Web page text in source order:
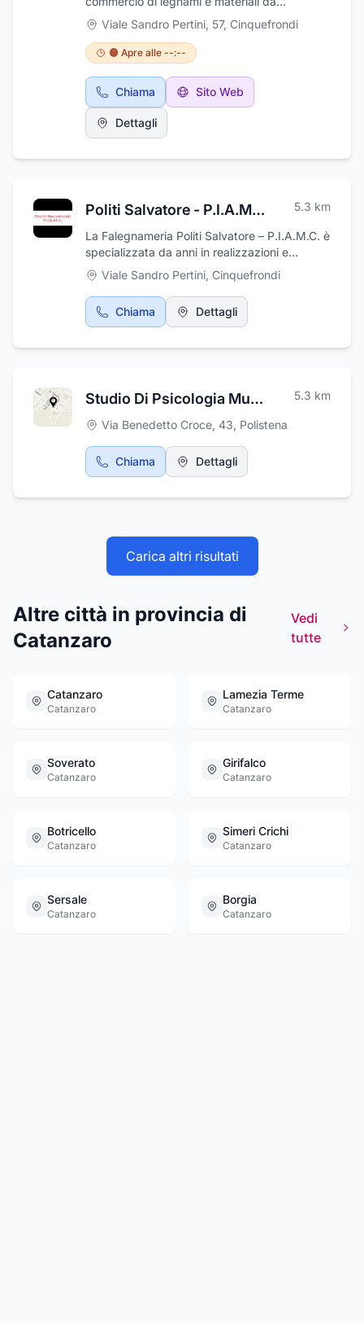
costruzione è presente sul mercato da più di
80 anni con grande serietà e professionalità.
La ditta dispone di un magazzino ben fornito
e assortito per assicurare una vasta scelta e
per soddisfare ogni esigenza. Tutti i nostri
prodotti sono di ottima qualità e
accuratamente selezionati dal nostro settore
acquisti. SUPERBOSUN 110%
Viale Sandro Pertini, 57, Cinquefrondi
🟠 Apre alle --:--
Chiama Sito Web
Dettagli
Politi Salvatore - P.I.A.M.C. 5.3 km
La Falegnameria Politi Salvatore – P.I.A.M.C. è
specializzata da anni in realizzazioni e
progettazioni di falegnameria artigiana:
restauro, manutenzione e realizzazione infissi
anche su misura. Punti di forza della
falegnameria artigiana sono l’esperienza, la
realizzare prodotti accurati in ogni singolo
Viale Sandro Pertini, Cinquefrondi
Chiama Dettagli
Studio Di Psicologia Musacchia 5.3 km
Via Benedetto Croce, 43, Polistena
Chiama Dettagli
Carica altri risultati
Altre città in provincia di
Catanzaro
Vedi
tutte
Catanzaro
Catanzaro
Lamezia Terme
Catanzaro
Soverato
Catanzaro
Girifalco
Catanzaro
Botricello
Catanzaro
Simeri Crichi
Catanzaro
Sersale
Catanzaro
Borgia
Catanzaro